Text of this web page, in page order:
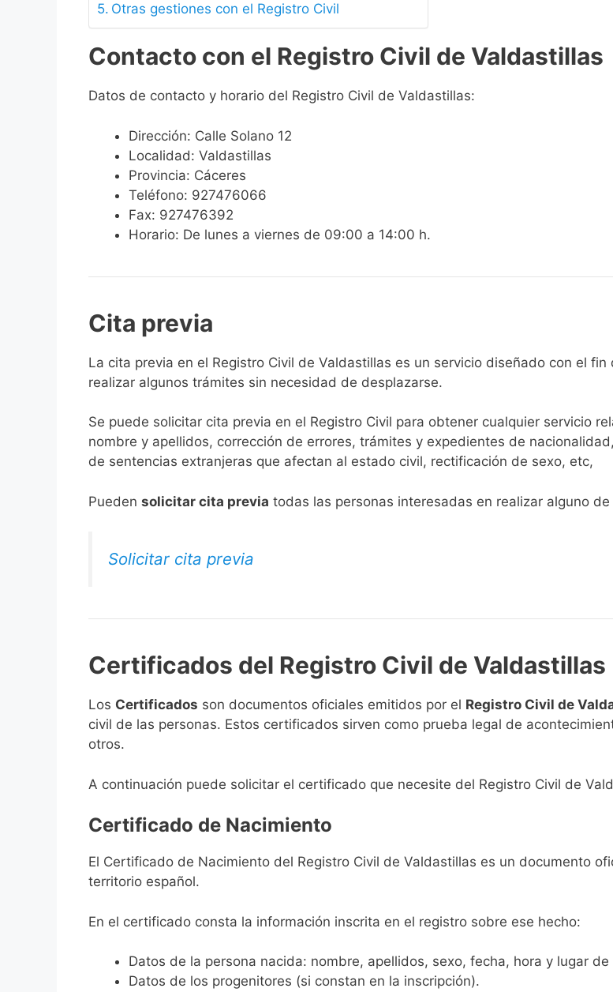
Otras gestiones con el Registro Civil
Contacto con el Registro Civil de Valdastillas
Datos de contacto y horario del Registro Civil de Valdastillas:
Dirección: Calle Solano 12
Localidad: Valdastillas
Provincia: Cáceres
Teléfono: 927476066
Fax: 927476392
Horario: De lunes a viernes de 09:00 a 14:00 h.
Cita previa
​​​​​​​​​​​​​​​​​​​​​​​​​​​​La cita previa en el Registro Civil de Valdastillas es un servicio diseñado con el
realizar algunos trámites sin necesidad de desplazarse.​
Se puede solicitar cita previa en el Registro Civil para obtener cualquier servicio
nombre y apellidos, corrección de errores, trámites y expedientes de
de sentencias extranjeras que afectan al estado civil, rectificación de sexo, etc,
​Pueden solicitar cita previa todas las personas interesadas en realizar alguno
Solicitar cita previa
Certificados del Registro Civil de Valdastillas
Los Certificados son documentos oficiales emitidos por el Registro Civil de
civil de las personas. Estos certificados sirven como prueba legal de
otros.
A continuación puede solicitar el certificado que necesite del Registro Civil de
Certificado de Nacimiento
El Certificado de Nacimiento del Registro Civil de Valdastillas es un documento
territorio español.
En el certificado consta la información inscrita en el registro sobre ese hecho:
Datos de la persona nacida: nombre, apellidos, sexo, fecha, hora y lugar de
Datos de los progenitores (si constan en la inscripción).